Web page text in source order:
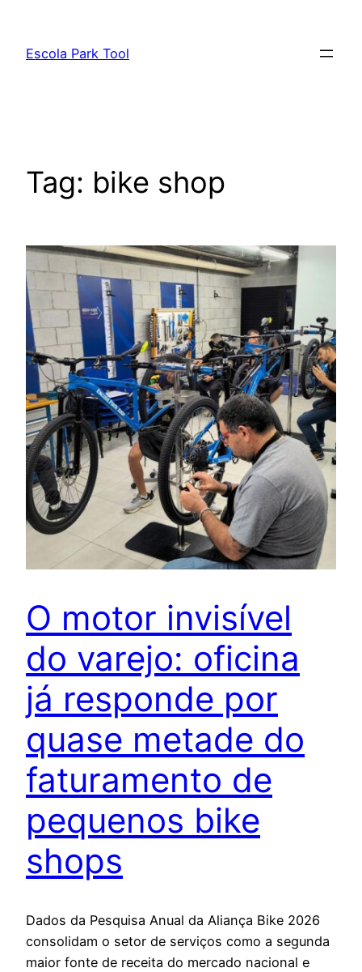
Escola Park Tool
Tag: bike shop
O motor invisível
do varejo: oficina
já responde por
quase metade do
faturamento de
pequenos bike
shops
Dados da Pesquisa Anual da Aliança Bike 2026
consolidam o setor de serviços como a segunda
maior fonte de receita do mercado nacional e